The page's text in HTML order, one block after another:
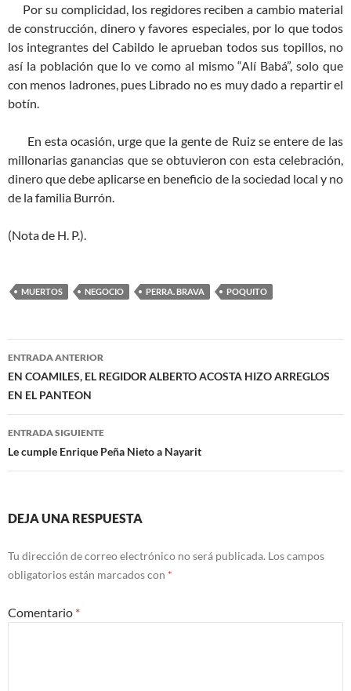
Por su complicidad, los regidores reciben a cambio material
de construcción, dinero y favores especiales, por lo que todos
los integrantes del Cabildo le aprueban todos sus topillos, no
así la población que lo ve como al mismo “Alí Babá”, solo que
con menos ladrones, pues Librado no es muy dado a repartir el
botín.
En esta ocasión, urge que la gente de Ruiz se entere de las
millonarias ganancias que se obtuvieron con esta celebración,
dinero que debe aplicarse en beneficio de la sociedad local y no
de la familia Burrón.
(Nota de H. P.).
MUERTOS NEGOCIO PERRA. BRAVA POQUITO
Navegación
de
entradas
ENTRADA ANTERIOR
EN COAMILES, EL REGIDOR ALBERTO ACOSTA HIZO ARREGLOS
EN EL PANTEON
ENTRADA SIGUIENTE
Le cumple Enrique Peña Nieto a Nayarit
DEJA UNA RESPUESTA
Tu dirección de correo electrónico no será publicada. Los campos
obligatorios están marcados con *
Comentario *